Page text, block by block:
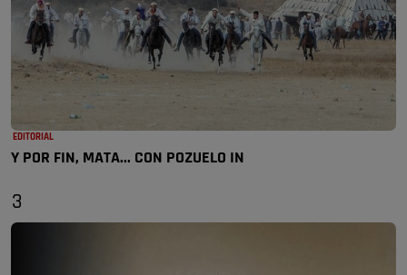
EDITORIAL
Y POR FIN, MATA... CON POZUELO IN
3